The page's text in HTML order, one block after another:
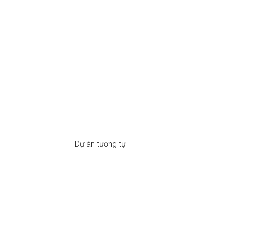
Dự án tương tự